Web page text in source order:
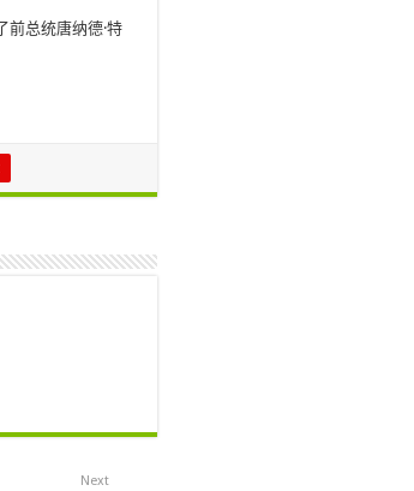
前总统唐纳德·特
Next